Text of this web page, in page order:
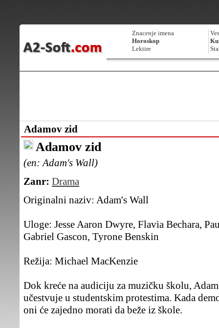
Znacenje imena
Horoskop
Lektire
Adamov zid
Adamov zid
(en: Adam's Wall)
Zanr: Drama
Originalni naziv: Adam's Wall
Uloge: Jesse Aaron Dwyre, Flavia Bechara,
Gabriel Gascon, Tyrone Benskin
Režija: Michael MacKenzie
Dok kreće na audiciju za muzičku školu,
učestvuje u studentskim protestima. Kada
oni će zajedno morati da beže iz škole.